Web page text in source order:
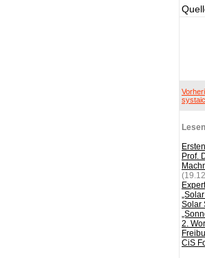
Prof.
Solar
2.
CiS